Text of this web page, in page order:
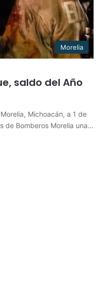
Morelia
saldo del Año
Michoacán, a 1 de
de Bomberos Morelia una…